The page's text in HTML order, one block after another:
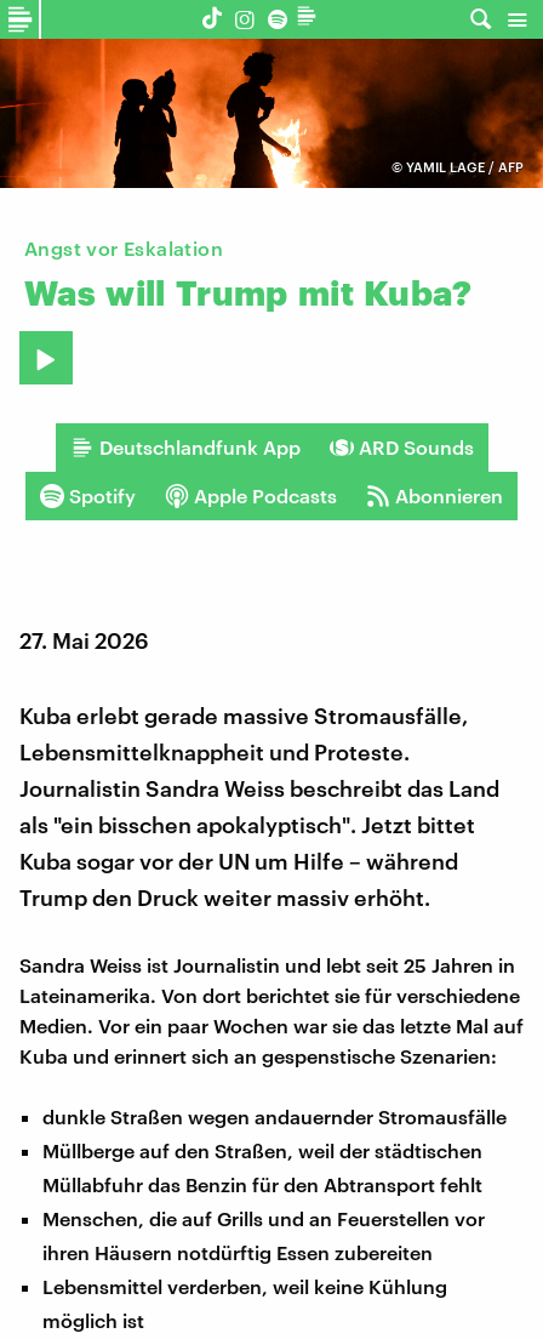
© YAMIL LAGE / AFP
Angst vor Eskalation
Was will Trump mit Kuba?
Deutschlandfunk App ARD Sounds
Spotify Apple Podcasts Abonnieren
27. Mai 2026
Kuba erlebt gerade massive Stromausfälle,
Lebensmittelknappheit und Proteste.
Journalistin Sandra Weiss beschreibt das Land
als "ein bisschen apokalyptisch". Jetzt bittet
Kuba sogar vor der UN um Hilfe – während
Trump den Druck weiter massiv erhöht.
Sandra Weiss ist Journalistin und lebt seit 25 Jahren in
Lateinamerika. Von dort berichtet sie für verschiedene
Medien. Vor ein paar Wochen war sie das letzte Mal auf
Kuba und erinnert sich an gespenstische Szenarien:
dunkle Straßen wegen andauernder Stromausfälle
Müllberge auf den Straßen, weil der städtischen
Müllabfuhr das Benzin für den Abtransport fehlt
Menschen, die auf Grills und an Feuerstellen vor
ihren Häusern notdürftig Essen zubereiten
Lebensmittel verderben, weil keine Kühlung
möglich ist